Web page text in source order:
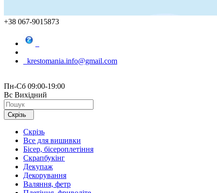
+38 067-9015873
krestomania.info@gmail.com
Пн-Сб 09:00-19:00
Вс Вихідний
Скрізь
Скрізь
Все для вишивки
Бісер, бісероплетіння
Скрапбукінг
Декупаж
Декорування
Валяння, фетр